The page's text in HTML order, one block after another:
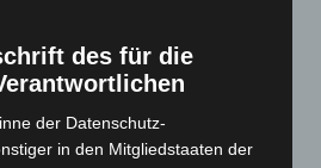
des für die
der Datenschutz-
in den Mitgliedstaaten der